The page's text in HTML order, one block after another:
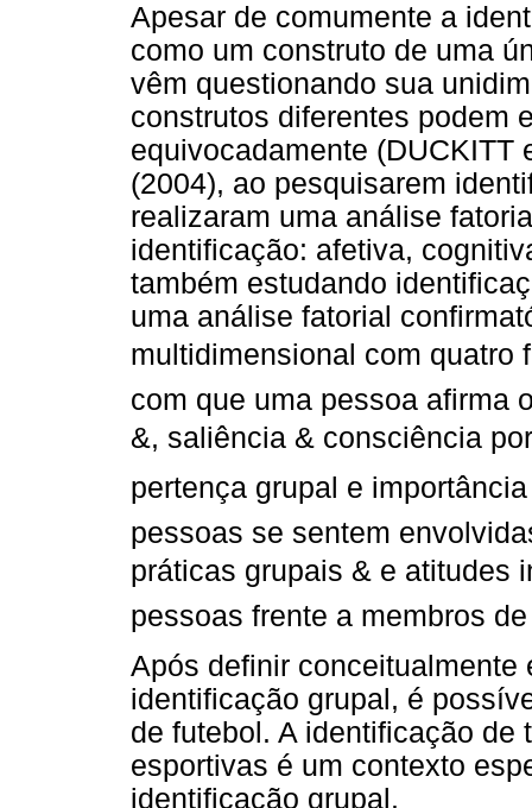
Apesar de comumente a
como um construto de uma
vêm questionando sua
construtos diferentes podem
equivocadamente (DUCKITT
(2004), ao pesquisarem
realizaram uma análise
identificação: afetiva,
também estudando
uma análise fatorial
multidimensional com quatro
com que uma pessoa afirma
&, saliência & consciência
pertença grupal e importância
pessoas se sentem
práticas grupais & e
pessoas frente a membros
Após definir
identificação grupal, é
de futebol. A identificação de
esportivas é um contexto
identificação grupal.